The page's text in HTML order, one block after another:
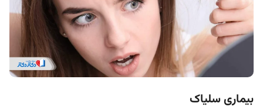
بیماری سلیاک